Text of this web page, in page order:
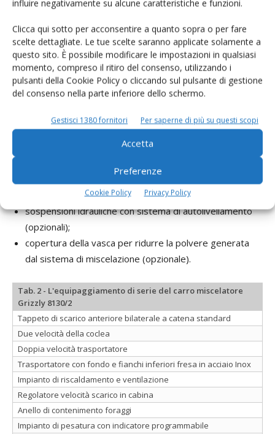
influire negativamente su alcune caratteristiche e funzioni.
Clicca qui sotto per acconsentire a quanto sopra o per fare
scelte dettagliate. Le tue scelte saranno applicate solamente a
questo sito. È possibile modificare le impostazioni in qualsiasi
momento, compreso il ritiro del consenso, utilizzando i
pulsanti della Cookie Policy o cliccando sul pulsante di gestione
del consenso nella parte inferiore dello schermo.
Gestisci 1380 fornitori Per saperne di più su questi scopi
Accetta
Preferenze
Cookie Policy Privacy Policy
elevati;
distribuzione dei pesi;
miglior raffreddamento del vano motore;
affidabilità e durata nel tempo grazie al telaio modulare
ad alta resistenza e a una componentistica di massimo
livello;
cofano posteriore completamente apribile che
permette la completa accessibilità a motore diesel e
trazione posteriore o a 4 ruote sterzanti (opzionale);
due o quattro ruote sterzanti (opzionali);
sospensioni idrauliche con sistema di autolivellamento
(opzionali);
copertura della vasca per ridurre la polvere generata
dal sistema di miscelazione (opzionale).
Tab. 2 - L'equipaggiamento di serie del carro miscelatore
Grizzly 8130/2
Tappeto di scarico anteriore bilaterale a catena standard
Due velocità della coclea
Doppia velocità trasportatore
Trasportatore con fondo e fianchi inferiori fresa in acciaio Inox
Impianto di riscaldamento e ventilazione
Regolatore velocità scarico in cabina
Anello di contenimento foraggi
Impianto di pesatura con indicatore programmabile